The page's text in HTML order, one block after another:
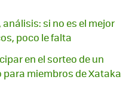
análisis: si no es el mejor
poco le falta
en el sorteo de un
para miembros de Xataka